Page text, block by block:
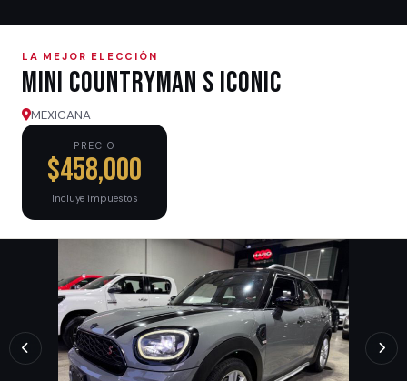
LA MEJOR ELECCIÓN
Mini COUNTRYMAN S ICONIC
MEXICANA
PRECIO
$458,000
Incluye impuestos